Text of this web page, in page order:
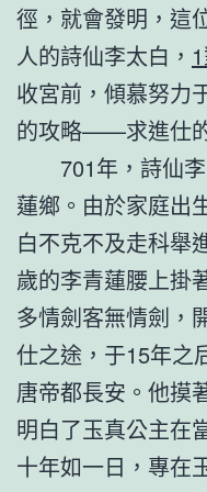
徑，就會發明，這
人的詩仙李太白，
收宮前，傾慕努力
的攻略——求進仕
701年，詩仙
蓮鄉。由於家庭出
白不克不及走科舉
歲的李青蓮腰上掛
多情劍客無情劍，
仕之途，于15年之
唐帝都長安。他摸
明白了玉真公主在
十年如一日，專在